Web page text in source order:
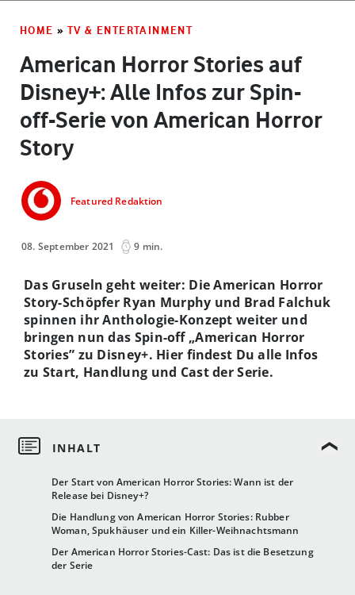
HOME » TV & ENTERTAINMENT
American Horror Stories auf
Disney+: Alle Infos zur Spin-
off-Serie von American Horror
Story
Featured Redaktion
08. September 2021 9 min.
Der Start von American Horror Stories: Wann ist der
Release bei Disney+?
Die Handlung von American Horror Stories: Rubber
Woman, Spukhäuser und ein Killer-Weihnachtsmann
Der American Horror Stories-Cast: Das ist die Besetzung
der Serie
Das Gruseln geht weiter: Die American Horror
Story-Schöpfer Ryan Murphy und Brad Falchuk
spinnen ihr Anthologie-Konzept weiter und
bringen nun das Spin-off „American Horror
Stories” zu Disney+. Hier findest Du alle Infos
zu Start, Handlung und Cast der Serie.